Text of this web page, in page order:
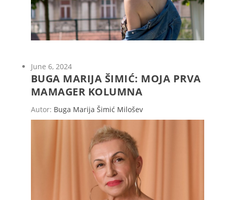
June 6, 2024
BUGA MARIJA ŠIMIĆ: MOJA PRVA
MAMAGER KOLUMNA
Autor: Buga Marija Šimić Milošev